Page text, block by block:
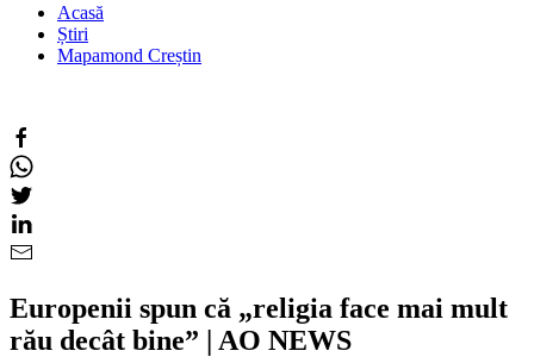
Acasă
Știri
Mapamond Creștin
Europenii spun că „religia face mai mult
rău decât bine” | AO NEWS